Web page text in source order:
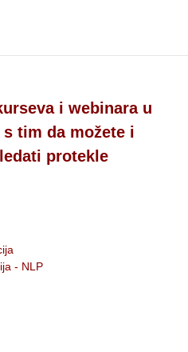
i webinara u
tim da možete i
protekle
- NLP